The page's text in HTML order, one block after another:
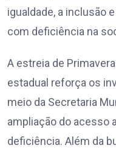
igualdade, a inclusão
com deficiência na
A estreia de
estadual reforça os
meio da Secretaria
ampliação do acesso
deficiência. Além da